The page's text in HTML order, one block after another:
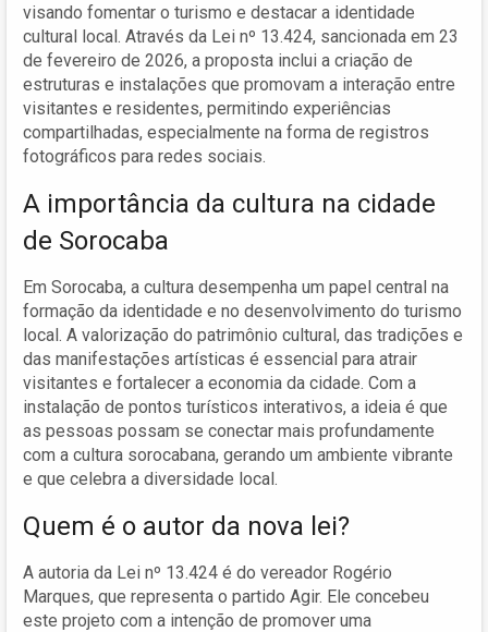
visando fomentar o turismo e destacar a identidade
cultural local. Através da Lei nº 13.424, sancionada em 23
de fevereiro de 2026, a proposta inclui a criação de
estruturas e instalações que promovam a interação entre
visitantes e residentes, permitindo experiências
compartilhadas, especialmente na forma de registros
fotográficos para redes sociais.
A importância da cultura na cidade
de Sorocaba
Em Sorocaba, a cultura desempenha um papel central na
formação da identidade e no desenvolvimento do turismo
local. A valorização do patrimônio cultural, das tradições e
das manifestações artísticas é essencial para atrair
visitantes e fortalecer a economia da cidade. Com a
instalação de pontos turísticos interativos, a ideia é que
as pessoas possam se conectar mais profundamente
com a cultura sorocabana, gerando um ambiente vibrante
e que celebra a diversidade local.
Quem é o autor da nova lei?
A autoria da Lei nº 13.424 é do vereador Rogério
Marques, que representa o partido Agir. Ele concebeu
este projeto com a intenção de promover uma